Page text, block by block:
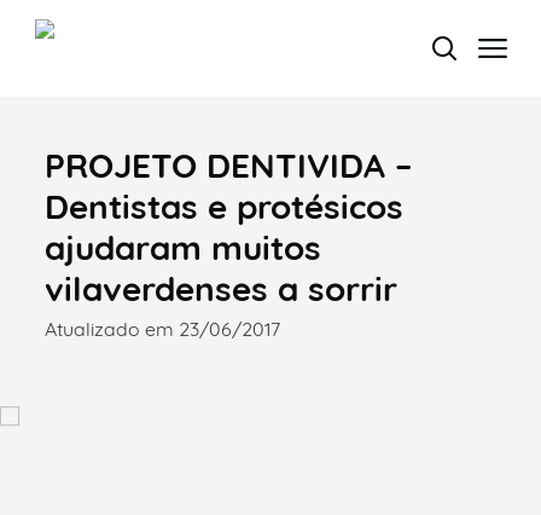
Termo de Pesquisa
Categorias gerais
PROJETO DENTIVIDA –
Dentistas e protésicos
ajudaram muitos
vilaverdenses a sorrir
Atualizado em 23/06/2017